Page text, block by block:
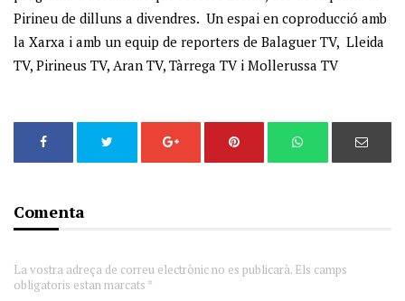
Pirineu de dilluns a divendres. Un espai en coproducció amb
la Xarxa i amb un equip de reporters de Balaguer TV, Lleida
TV, Pirineus TV, Aran TV, Tàrrega TV i Mollerussa TV
Comenta
La vostra adreça de correu electrònic no es publicarà. Els camps
obligatoris estan marcats *